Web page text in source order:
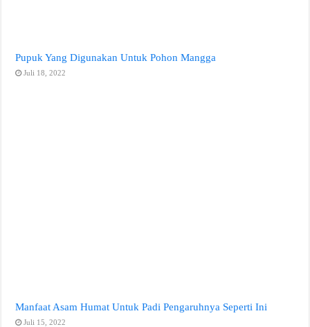
Pupuk Yang Digunakan Untuk Pohon Mangga
Juli 18, 2022
Manfaat Asam Humat Untuk Padi Pengaruhnya Seperti Ini
Juli 15, 2022